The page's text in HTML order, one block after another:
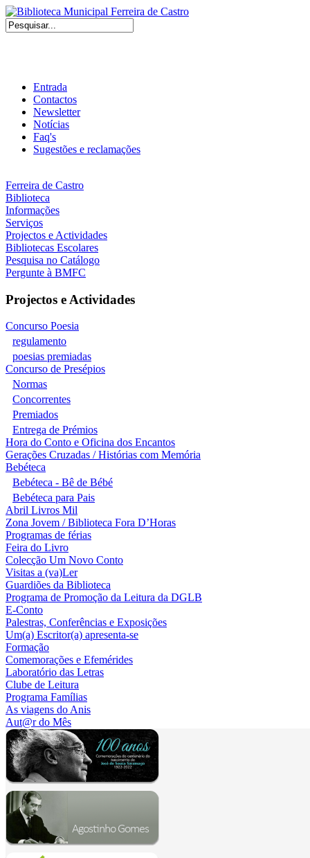
Entrada
Contactos
Newsletter
Notícias
Faq's
Sugestões e reclamações
Ferreira de Castro
Biblioteca
Informações
Serviços
Projectos e Actividades
Bibliotecas Escolares
Pesquisa no Catálogo
Pergunte à BMFC
Projectos e Actividades
Concurso Poesia
regulamento
poesias premiadas
Concurso de Presépios
Normas
Concorrentes
Premiados
Entrega de Prémios
Hora do Conto e Oficina dos Encantos
Gerações Cruzadas / Histórias com Memória
Bebéteca
Bebéteca - Bê de Bébé
Bebéteca para Pais
Abril Livros Mil
Zona Jovem / Biblioteca Fora D’Horas
Programas de férias
Feira do Livro
Colecção Um Novo Conto
Visitas a (va)Ler
Guardiões da Biblioteca
Programa de Promoção da Leitura da DGLB
E-Conto
Palestras, Conferências e Exposições
Um(a) Escritor(a) apresenta-se
Formação
Comemorações e Efemérides
Laboratório das Letras
Clube de Leitura
Programa Famílias
As viagens do Anis
Aut@r do Mês